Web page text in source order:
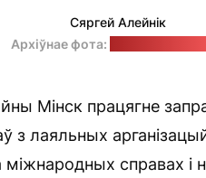
Сяргей Алейнік
Архіўнае фота:
Мінск працягне
з лаяльных
міжнародных справах